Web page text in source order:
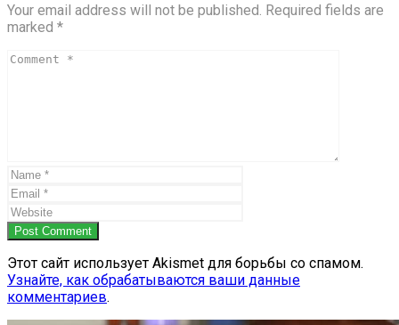
Your email address will not be published. Required fields are
marked *
Post Comment
Этот сайт использует Akismet для борьбы со спамом.
Узнайте, как обрабатываются ваши данные
комментариев.